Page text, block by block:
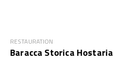
RESTAURATION
Baracca Storica Hostaria